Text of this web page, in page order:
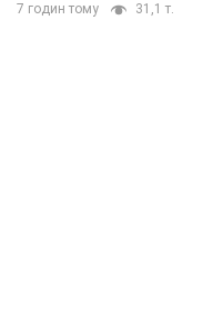
7 годин тому 31,1 т.